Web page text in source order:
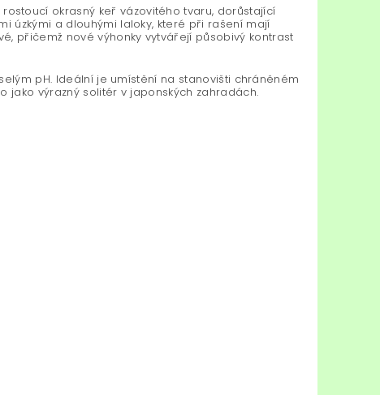
okrasný keř vázovitého tvaru, dorůstající
úzkými a dlouhými laloky, které při rašení mají
přičemž nové výhonky vytvářejí působivý kontrast
pH. Ideální je umístění na stanovišti chráněném
jako výrazný solitér v japonských zahradách.